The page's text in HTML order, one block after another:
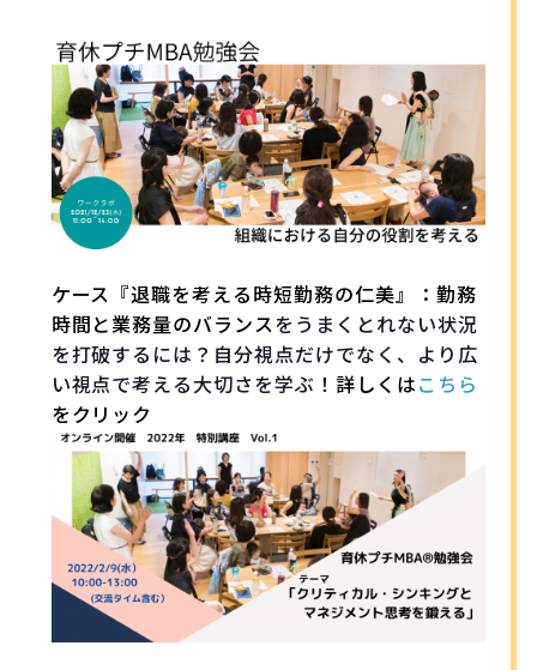
ケース『退職を考える時短勤務の仁美』：勤務
時間と業務量のバランスをうまくとれない状況
を打破するには？自分視点だけでなく、より広
い視点で考える大切さを学ぶ！詳しくはこちら
をクリック